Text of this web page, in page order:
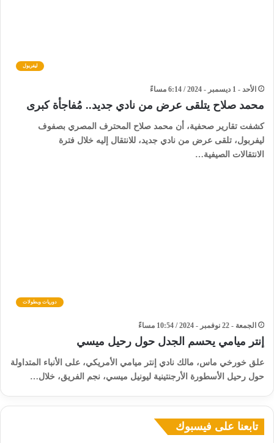
ليفربول
الأحد - 1 ديسمبر - 2024 / 6:14 مساءً
محمد صلاح يتلقى عرض من نادي جديد.. مُفاجأة كبرى
كشفت تقارير صحفية، أن محمد صلاح المحترف المصري بصفوف
ليفربول، تلقى عرض من نادي جديد، للانتقال إليه خلال فترة
الانتقالات الصيفية…
دوريات وبطولات
الجمعة - 22 نوفمبر - 2024 / 10:54 مساءً
إنتر ميامي يحسم الجدل حول رحيل ميسي
علق خورخي ماس، مالك نادي إنتر ميامي الأمريكي، على الأنباء المتداولة
حول رحيل الأسطورة الأرجنتينية ليونيل ميسي، نجم الفريق، خلال…
تابعنا على فيسبوك